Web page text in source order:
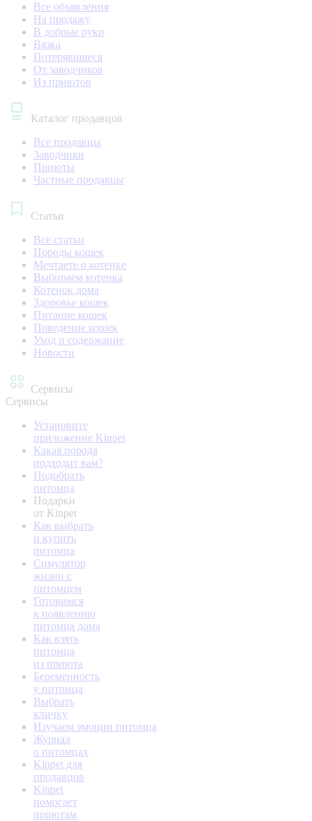
Все объявления
На продажу
В добрые руки
Вязка
Потерявшиеся
От заводчиков
Из приютов
Каталог продавцов
Все продавцы
Заводчики
Приюты
Частные продавцы
Статьи
Все статьи
Породы кошек
Мечтаете о котенке
Выбираем котенка
Котенок дома
Здоровье кошек
Питание кошек
Поведение кошек
Уход и содержание
Новости
Сервисы
Сервисы
Установите
приложение Kinpet
Какая порода
подходит вам?
Подобрать
питомца
Подарки
от Kinpet
Как выбрать
и купить
питомца
Симулятор
жизни с
питомцем
Готовимся
к появлению
питомца дома
Как взять
питомца
из приюта
Беременность
у питомца
Выбрать
кличку
Изучаем эмоции питомца
Журнал
о питомцах
Kinpet для
продавцов
Kinpet
помогает
приютам